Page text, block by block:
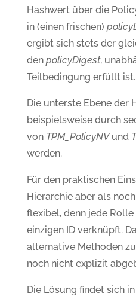
Hashwert über die
in (einen frischen)
ergibt sich stets der
den policyDigest,
Teilbedingung erfüllt ist.
Die unterste Ebene der
beispielsweise durch
von TPM_PolicyNVund
werden.
Für den praktischen
Hierarchie aber als
flexibel, denn jede
einzigen ID verknüpft.
alternative Methoden
noch nicht explizit
Die Lösung findet sich